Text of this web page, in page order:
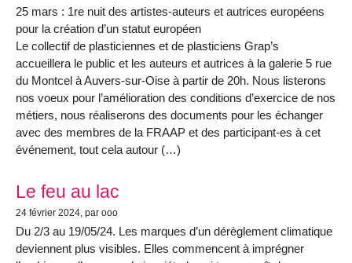
25 mars : 1re nuit des artistes-auteurs et autrices européens
pour la création d’un statut européen
Le collectif de plasticiennes et de plasticiens Grap’s
accueillera le public et les auteurs et autrices à la galerie 5 rue
du Montcel à Auvers-sur-Oise à partir de 20h. Nous listerons
nos voeux pour l’amélioration des conditions d’exercice de nos
métiers, nous réaliserons des documents pour les échanger
avec des membres de la FRAAP et des participant-es à cet
événement, tout cela autour (…)
Le feu au lac
24 février 2024, par ooo
Du 2/3 au 19/05/24. Les marques d’un dérèglement climatique
deviennent plus visibles. Elles commencent à imprégner